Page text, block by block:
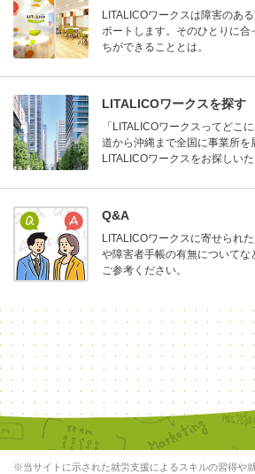
LITALICOワークスは障害のあ
ポートします。そのひとりに合
ちができることとは。
LITALICOワークスを探す
「LITALICOワークスってどこ
道から沖縄まで全国に事業所を
LITALICOワークスをお探しいた
Q&A
LITALICOワークスに寄せられ
や障害者手帳の有無についてな
ご参考ください。
※当サイトに示された就労支援によるスキルの習得や